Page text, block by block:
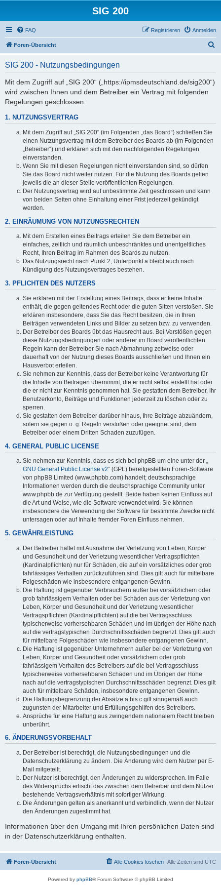
SIG 200
FAQ Anmelden
Registrieren
Foren-Übersicht
SIG 200 - Nutzungsbedingungen
Mit dem Zugriff auf „SIG 200“ („https://ipmsdeutschland.de/sig200“)
wird zwischen Ihnen und dem Betreiber ein Vertrag mit folgenden
Regelungen geschlossen:
1. NUTZUNGSVERTRAG
Mit dem Zugriff auf „SIG 200“ (im Folgenden „das Board“) schließen Sie
einen Nutzungsvertrag mit dem Betreiber des Boards ab (im Folgenden
„Betreiber“) und erklären sich mit den nachfolgenden Regelungen
einverstanden.
Wenn Sie mit diesen Regelungen nicht einverstanden sind, so dürfen
Sie das Board nicht weiter nutzen. Für die Nutzung des Boards gelten
jeweils die an dieser Stelle veröffentlichten Regelungen.
Der Nutzungsvertrag wird auf unbestimmte Zeit geschlossen und kann
von beiden Seiten ohne Einhaltung einer Frist jederzeit gekündigt
werden.
2. EINRÄUMUNG VON NUTZUNGSRECHTEN
Mit dem Erstellen eines Beitrags erteilen Sie dem Betreiber ein
einfaches, zeitlich und räumlich unbeschränktes und unentgeltliches
Recht, Ihren Beitrag im Rahmen des Boards zu nutzen.
Das Nutzungsrecht nach Punkt 2, Unterpunkt a bleibt auch nach
Kündigung des Nutzungsvertrages bestehen.
3. PFLICHTEN DES NUTZERS
Sie erklären mit der Erstellung eines Beitrags, dass er keine Inhalte
enthält, die gegen geltendes Recht oder die guten Sitten verstoßen. Sie
erklären insbesondere, dass Sie das Recht besitzen, die in Ihren
Beiträgen verwendeten Links und Bilder zu setzen bzw. zu verwenden.
Der Betreiber des Boards übt das Hausrecht aus. Bei Verstößen gegen
diese Nutzungsbedingungen oder anderer im Board veröffentlichten
Regeln kann der Betreiber Sie nach Abmahnung zeitweise oder
dauerhaft von der Nutzung dieses Boards ausschließen und Ihnen ein
Hausverbot erteilen.
Sie nehmen zur Kenntnis, dass der Betreiber keine Verantwortung für
die Inhalte von Beiträgen übernimmt, die er nicht selbst erstellt hat oder
die er nicht zur Kenntnis genommen hat. Sie gestatten dem Betreiber, Ihr
Benutzerkonto, Beiträge und Funktionen jederzeit zu löschen oder zu
sperren.
Sie gestatten dem Betreiber darüber hinaus, Ihre Beiträge abzuändern,
sofern sie gegen o. g. Regeln verstoßen oder geeignet sind, dem
Betreiber oder einem Dritten Schaden zuzufügen.
4. GENERAL PUBLIC LICENSE
Sie nehmen zur Kenntnis, dass es sich bei phpBB um eine unter der „
GNU General Public License v2“ (GPL) bereitgestellten Foren-Software
von phpBB Limited (www.phpbb.com) handelt; deutschsprachige
Informationen werden durch die deutschsprachige Community unter
www.phpbb.de zur Verfügung gestellt. Beide haben keinen Einfluss auf
die Art und Weise, wie die Software verwendet wird. Sie können
insbesondere die Verwendung der Software für bestimmte Zwecke nicht
untersagen oder auf Inhalte fremder Foren Einfluss nehmen.
5. GEWÄHRLEISTUNG
Der Betreiber haftet mit Ausnahme der Verletzung von Leben, Körper
und Gesundheit und der Verletzung wesentlicher Vertragspflichten
(Kardinalpflichten) nur für Schäden, die auf ein vorsätzliches oder grob
fahrlässiges Verhalten zurückzuführen sind. Dies gilt auch für mittelbare
Folgeschäden wie insbesondere entgangenen Gewinn.
Die Haftung ist gegenüber Verbrauchern außer bei vorsätzlichem oder
grob fahrlässigem Verhalten oder bei Schäden aus der Verletzung von
Leben, Körper und Gesundheit und der Verletzung wesentlicher
Vertragspflichten (Kardinalpflichten) auf die bei Vertragsschluss
typischerweise vorhersehbaren Schäden und im übrigen der Höhe nach
auf die vertragstypischen Durchschnittsschäden begrenzt. Dies gilt auch
für mittelbare Folgeschäden wie insbesondere entgangenen Gewinn.
Die Haftung ist gegenüber Unternehmern außer bei der Verletzung von
Leben, Körper und Gesundheit oder vorsätzlichem oder grob
fahrlässigem Verhalten des Betreibers auf die bei Vertragsschluss
typischerweise vorhersehbaren Schäden und im Übrigen der Höhe
nach auf die vertragstypischen Durchschnittsschäden begrenzt. Dies gilt
auch für mittelbare Schäden, insbesondere entgangenen Gewinn.
Die Haftungsbegrenzung der Absätze a bis c gilt sinngemäß auch
zugunsten der Mitarbeiter und Erfüllungsgehilfen des Betreibers.
Ansprüche für eine Haftung aus zwingendem nationalem Recht bleiben
unberührt.
6. ÄNDERUNGSVORBEHALT
Der Betreiber ist berechtigt, die Nutzungsbedingungen und die
Datenschutzerklärung zu ändern. Die Änderung wird dem Nutzer per E-
Mail mitgeteilt.
Der Nutzer ist berechtigt, den Änderungen zu widersprechen. Im Falle
des Widerspruchs erlischt das zwischen dem Betreiber und dem Nutzer
bestehende Vertragsverhältnis mit sofortiger Wirkung.
Die Änderungen gelten als anerkannt und verbindlich, wenn der Nutzer
den Änderungen zugestimmt hat.
Informationen über den Umgang mit Ihren persönlichen Daten sind
in der Datenschutzerklärung enthalten.
Foren-Übersicht Alle Zeiten sind UTC
Alle Cookies löschen
Powered by phpBB® Forum Software © phpBB Limited